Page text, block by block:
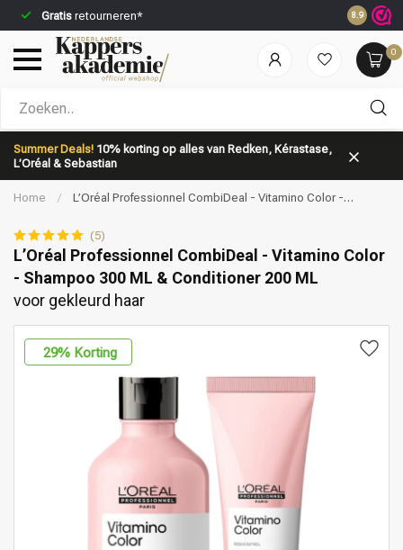
Gratis retourneren* Voor
8.9
0
Summer Deals! 10% korting op alles van Redken, Kérastase,
L’Oréal & Sebastian
Welke categorie ben jij naar op zoek?
Merken Haarverzorging
Home /
L’Oréal Professionnel CombiDeal - Vitamino Color -
(5)
L’Oréal Professionnel CombiDeal - Vitamino Color
- Shampoo 300 ML & Conditioner 200 ML
voor gekleurd haar
29% Korting